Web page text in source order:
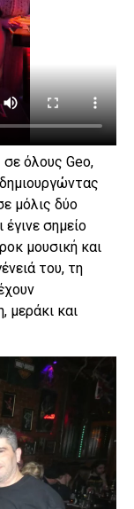
όλους Geo,
μόλις δύο
σημείο
μουσική και
του, τη
μεράκι και